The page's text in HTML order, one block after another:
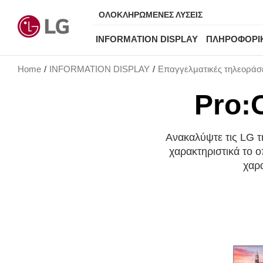
ΟΛΟΚΛΗΡΩΜΕΝΕΣ ΛΥΣΕΙΣ
INFORMATION DISPLAY
Home INFORMATION DISPLAY Επαγγελματικές
Ανακαλύψτε τις LG
χαρακτηριστικά το